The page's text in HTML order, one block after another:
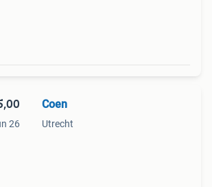
26
Coen
Utrecht